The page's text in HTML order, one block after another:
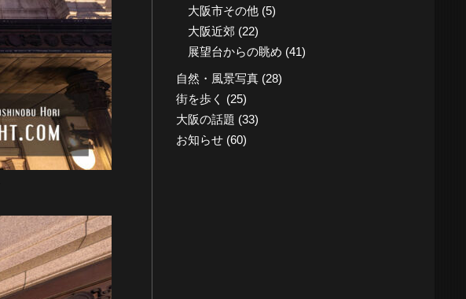
大阪市その他(5)
大阪近郊 (22)
展望台からの眺め (41)
自然・風景写真(28)
街を歩く (25)
大阪の話題 (33)
お知らせ(60)